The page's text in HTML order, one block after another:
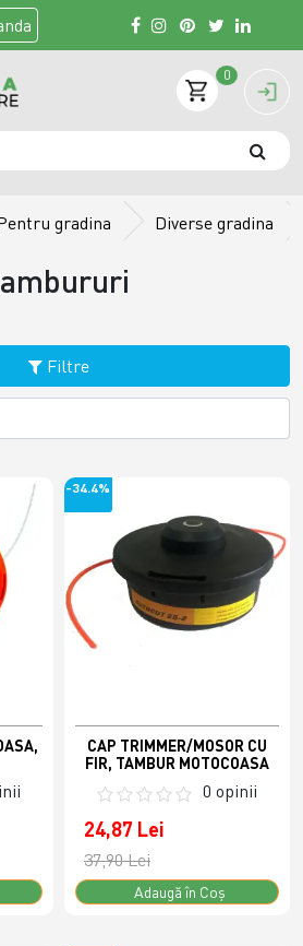
0
gradina Diverse gradina
Filtre
-34.4%
CAP TRIMMER/MOSOR CU
FIR, TAMBUR MOTOCOASA
0 opinii
24,87 Lei
37,90 Lei
Adaugă în Coş